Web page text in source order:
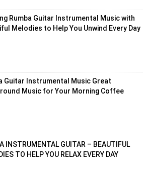
Rumba Guitar Instrumental Music with
Melodies to Help You Unwind Every Day
Guitar Instrumental Music Great
Music for Your Morning Coffee
INSTRUMENTAL GUITAR – BEAUTIFUL
TO HELP YOU RELAX EVERY DAY